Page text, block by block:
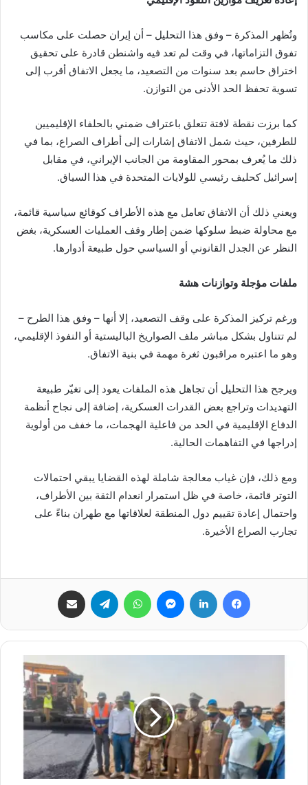
وتُظهر المذكرة – وفق هذا التحليل – أن إيران حصلت على مكاسب
تفوق التزاماتها، في وقت لم تعد فيه واشنطن قادرة على تحقيق
اختراق حاسم بعد سنوات من التصعيد، ما يجعل الاتفاق أقرب إلى
تسوية تحفظ الحد الأدنى من التوازن.
كما برزت نقطة لافتة تتعلق باعتراف ضمني بالحلفاء الإقليميين
للطرفين، حيث شمل الاتفاق إشارات إلى أطراف الصراع، بما في
ذلك ما يُعرف بمحور المقاومة من الجانب الإيراني، في مقابل
إسرائيل كحليف رئيسي للولايات المتحدة في هذا السياق.
ويعني ذلك أن الاتفاق تعامل مع هذه الأطراف كوقائع سياسية قائمة،
مع محاولة ضبط سلوكها ضمن إطار وقف العمليات العسكرية، بغض
النظر عن الجدل القانوني أو السياسي حول طبيعة أدوارها.
ملفات مؤجلة وتوازنات هشة
ورغم تركيز المذكرة على وقف التصعيد، إلا أنها – وفق هذا الطرح –
لم تتناول بشكل مباشر ملف الصواريخ الباليستية أو النفوذ الإقليمي،
وهو ما اعتبره مراقبون ثغرة مهمة في بنية الاتفاق.
ويرجح هذا التحليل أن تجاهل هذه الملفات يعود إلى تغيّر طبيعة
التهديدات وتراجع بعض القدرات العسكرية، إضافة إلى نجاح أنظمة
الدفاع الإقليمية في الحد من فاعلية الهجمات، ما خفف من أولوية
إدراجها في التفاهمات الحالية.
ومع ذلك، فإن غياب معالجة شاملة لهذه القضايا يبقي احتمالات
التوتر قائمة، خاصة في ظل استمرار انعدام الثقة بين الأطراف،
واحتمال إعادة تقييم دول المنطقة لعلاقاتها مع طهران بناءً على
تجارب الصراع الأخيرة.
فيسبوك لينكدإن ماسنجر واتساب تيلقرام